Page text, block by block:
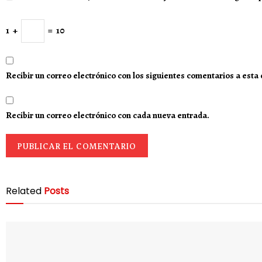
1 + = 10
Recibir un correo electrónico con los siguientes comentarios a esta
Recibir un correo electrónico con cada nueva entrada.
Related Posts